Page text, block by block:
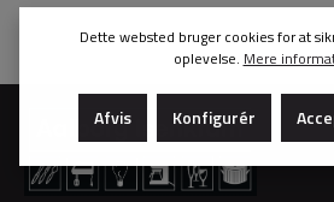
Dette websted bruger cookies for at
oplevelse. Mere
Afvis Konfigurér